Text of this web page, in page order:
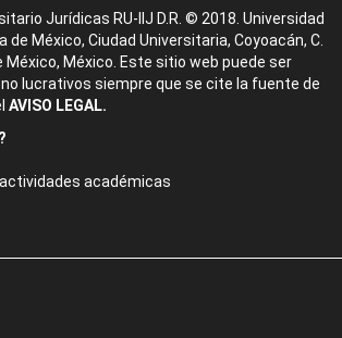
Jurídicas RU-IIJ D.R. © 2018. Universidad
de México, Ciudad Universitaria, Coyoacán, C.
México, México. Este sitio web puede ser
lucrativos siempre que se cite la fuente de
AVISO LEGAL.
académicas